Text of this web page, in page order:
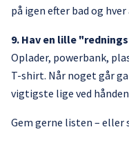
på igen efter bad og
9. Hav en lille
Oplader, powerbank,
T-shirt. Når noget går
vigtigste lige ved
Gem gerne listen – eller